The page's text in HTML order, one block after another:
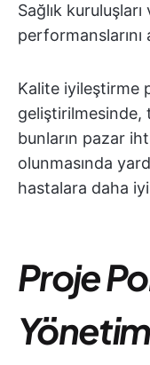
Sağlık
performanslarını
Kalite iyileştirme
geliştirilmesinde,
bunların pazar
olunmasında
hastalara daha
Proje